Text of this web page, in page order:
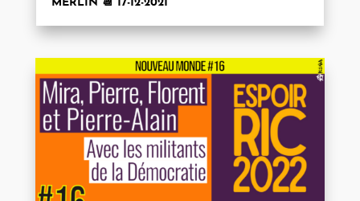
MERLIN 📆 17-12-2021